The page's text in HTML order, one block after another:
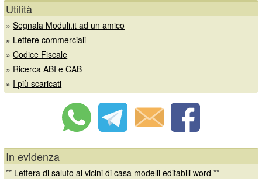
Utilità
»Segnala Moduli.it ad un amico
» Lettere commerciali
»Codice Fiscale
» Ricerca ABI e CAB
» I più scaricati
In evidenza
** Lettera di saluto ai vicini di casa modelli editabili word **